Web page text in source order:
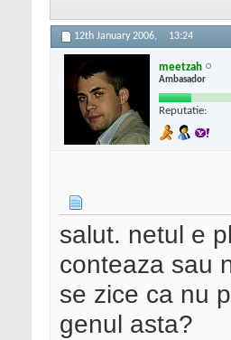
12th January 2006, 13:24
meetzah
Ambasador
Reputatie:
salut. netul e
conteaza sau
se zice ca nu
genul asta?